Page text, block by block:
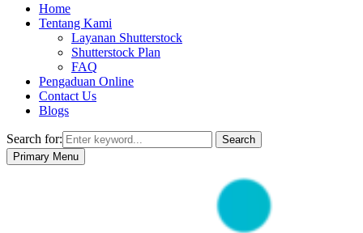
Home
Tentang Kami
Layanan Shutterstock
Shutterstock Plan
FAQ
Pengaduan Online
Contact Us
Blogs
Search for:
Search
Primary Menu